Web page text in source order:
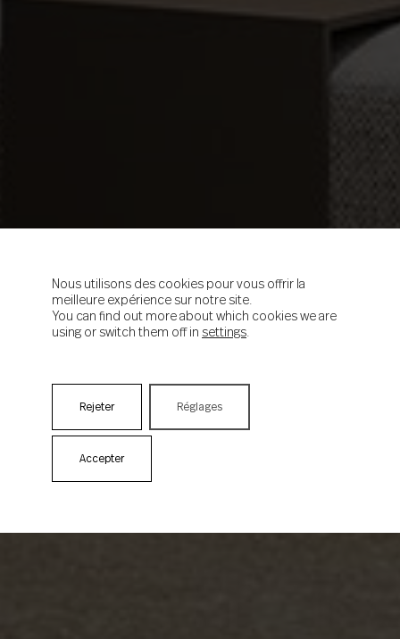
Nous utilisons des cookies pour vous offrir la
meilleure expérience sur notre site.
You can find out more about which cookies we are
using or switch them off in settings.
Accepter
Rejeter Réglages